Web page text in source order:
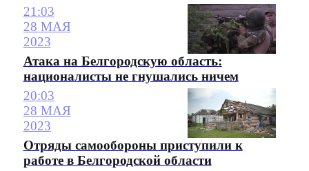
21:03
28 МАЯ
2023
Атака на Белгородскую область:
националисты не гнушались ничем
20:03
28 МАЯ
2023
Отряды самообороны приступили к
работе в Белгородской области